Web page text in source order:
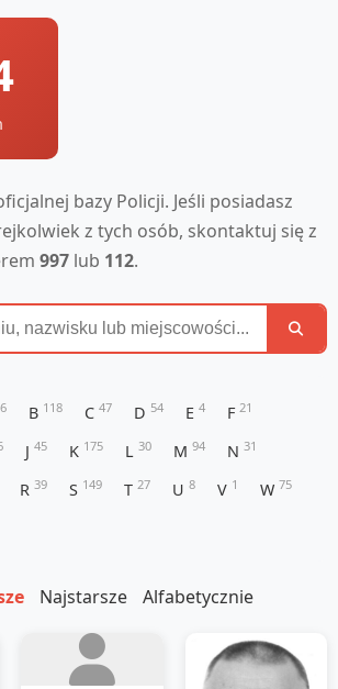
bazy Policji. Jeśli posiadasz
z tych osób, skontaktuj się z
997 lub 112.
B 118 C 47 D 54 E 4 F 21
J 45 K 175 L 30 M 94 N 31
R 39 S 149 T 27 U 8 V 1 W 75
Najstarsze Alfabetycznie